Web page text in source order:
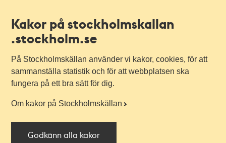
Kakor på stockholmskallan
.stockholm.se
På Stockholmskällan använder vi kakor, cookies, för att
sammanställa statistik och för att webbplatsen ska
fungera på ett bra sätt för dig.
Om kakor på Stockholmskällan
Godkänn alla kakor